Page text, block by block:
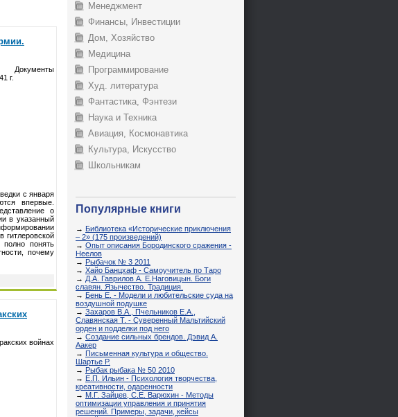
Документы
г.
с января
впервые.
о
в указанный
гитлеровской
понять
почему
войнах
Менеджмент
Финансы, Инвестиции
Дом, Хозяйство
Медицина
Программирование
Худ. литература
Фантастика, Фэнтези
Наука и Техника
Авиация, Космонавтика
Культура, Искусство
Школьникам
Популярные книги
→ Библиотека «Исторические приключения
– 2» (175 произведений)
→ Опыт описания Бородинского сражения -
Неелов
→ Рыбачок № 3 2011
→ Хайо Банцхаф - Самоучитель по Таро
→ Д.А. Гаврилов А. Е.Наговицын. Боги
славян. Язычество. Традиция.
→ Бень Е. - Модели и любительские суда на
воздушной подушке
→ Захаров В.А., Пчельников Е.А.,
Славянская Т. - Суверенный Мальтийский
орден и подделки под него
→ Создание сильных брендов. Дэвид А.
Аакер
→ Письменная культура и общество.
Шартье Р.
→ Рыбак рыбака № 50 2010
→ Е.П. Ильин - Психология творчества,
креативности, одаренности
→ М.Г. Зайцев, С.Е. Варюхин - Методы
оптимизации управления и принятия
решений. Примеры, задачи, кейсы